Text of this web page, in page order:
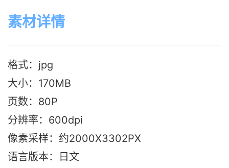
素材详情
格式：jpg
大小：170MB
页数：80P
分辨率：600dpi
像素采样：约2000X3302PX
语言版本：日文